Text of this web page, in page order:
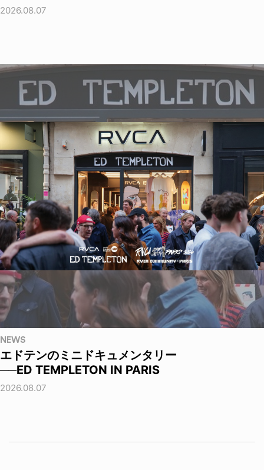
2026.08.07
NEWS
エドテンのミニドキュメンタリー
──ED TEMPLETON IN PARIS
2026.08.07